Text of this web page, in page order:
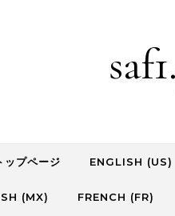
ップページ ENGLISH (US)
(MX) FRENCH (FR)